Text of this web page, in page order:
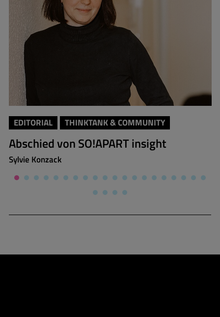
EDITORIAL THINKTANK & COMMUNITY
Abschied von SO!APART insight
Sylvie Konzack